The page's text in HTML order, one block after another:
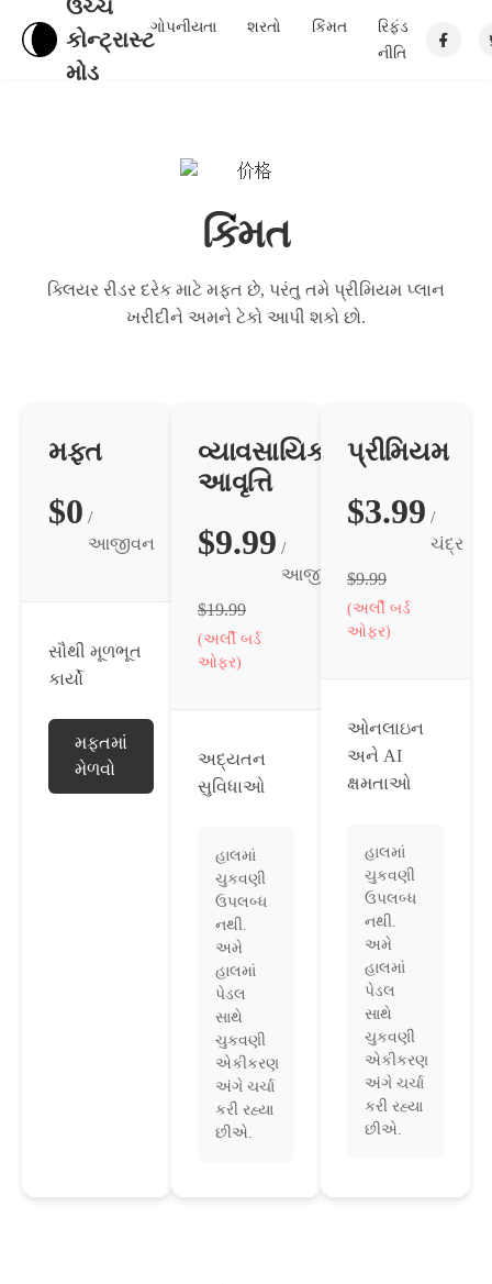
ઉચ્ચ
કોન્ટ્રાસ્ટ
મોડ
ગોપનીયતા શરતો કિંમત
રિફંડ
નીતિ
કિંમત
ક્લિયર રીડર દરેક માટે મફત છે, પરંતુ તમે પ્રીમિયમ પ્લાન
ખરીદીને અમને ટેકો આપી શકો છો.
મફત
$0 /
આજીવન
સૌથી મૂળભૂત
કાર્યો
મફતમાં
મેળવો
વ્યાવસાયિક
આવૃત્તિ
$9.99 /
આજીવન
$19.99
(અર્લી બર્ડ
ઓફર)
અદ્યતન
સુવિધાઓ
હાલમાં
ચુકવણી
ઉપલબ્ધ
નથી.
અમે
હાલમાં
પેડલ
સાથે
ચુકવણી
એકીકરણ
અંગે ચર્ચા
કરી રહ્યા
છીએ.
પ્રીમિયમ
$3.99 /
ચંદ્ર
$9.99
(અર્લી બર્ડ
ઓફર)
ઓનલાઇન
અને AI
ક્ષમતાઓ
હાલમાં
ચુકવણી
ઉપલબ્ધ
નથી.
અમે
હાલમાં
પેડલ
સાથે
ચુકવણી
એકીકરણ
અંગે ચર્ચા
કરી રહ્યા
છીએ.